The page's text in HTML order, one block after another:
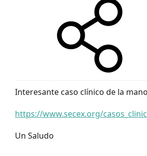
Interesante caso clínico de la
https://www.secex.org/
Un Saludo